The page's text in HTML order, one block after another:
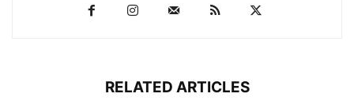
RELATED ARTICLES